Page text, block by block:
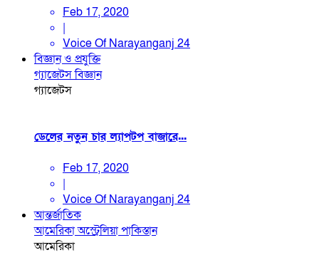
Feb 17, 2020
|
Voice Of Narayanganj 24
বিজ্ঞান ও প্রযুক্তি
গ্যাজেটসবিজ্ঞান
গ্যাজেটস
ডেলের নতুন চার ল্যাপটপ বাজারে...
Feb 17, 2020
|
Voice Of Narayanganj 24
আন্তর্জাতিক
আমেরিকাঅস্ট্রেলিয়াপাকিস্তান
আমেরিকা